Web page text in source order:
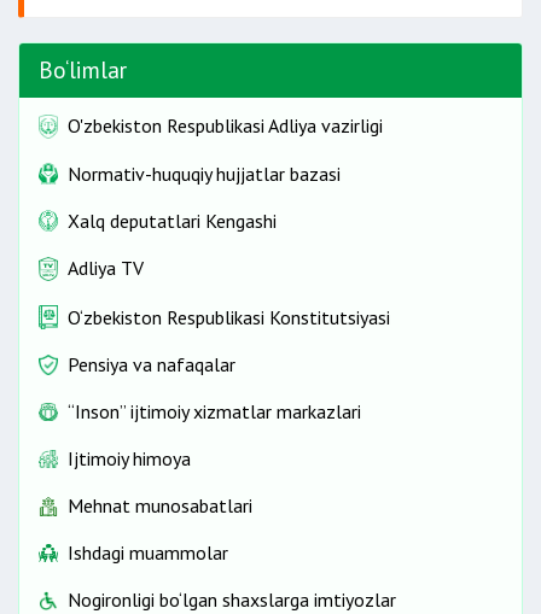
Bo‘limlar
O'zbekiston Respublikasi Adliya vazirligi
Normativ-huquqiy hujjatlar bazasi
Xalq deputatlari Kengashi
Adliya TV
O‘zbekiston Respublikasi Konstitutsiyasi
Pensiya va nafaqalar
“Inson” ijtimoiy xizmatlar markazlari
Ijtimoiy himoya
Mehnat munosabatlari
Ishdagi muammolar
Nogironligi bo‘lgan shaxslarga imtiyozlar